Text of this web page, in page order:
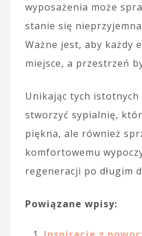
wyposażenia może
stanie się
Ważne jest, aby każdy
miejsce, a przestrzeń
Unikając tych istotnych
stworzyć sypialnię,
piękna, ale również
komfortowemu
regeneracji po długim
Powiązane wpisy: